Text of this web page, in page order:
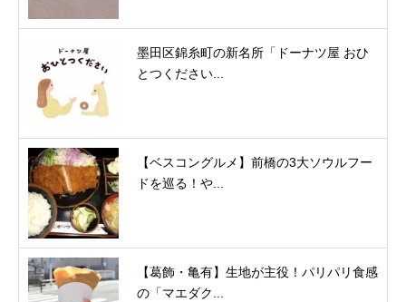
墨田区錦糸町の新名所「ドーナツ屋 おひ
とつください...
【ベスコングルメ】前橋の3大ソウルフー
ドを巡る！や...
【葛飾・亀有】生地が主役！パリパリ食感
の「マエダク...